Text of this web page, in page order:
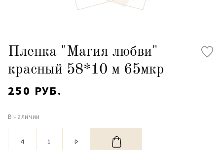
Пленка "Магия любви"
красный 58*10 м 65мкр
250 РУБ.
В наличии